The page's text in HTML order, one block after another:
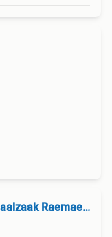
Dierenspeciaalzaak Raemaekers